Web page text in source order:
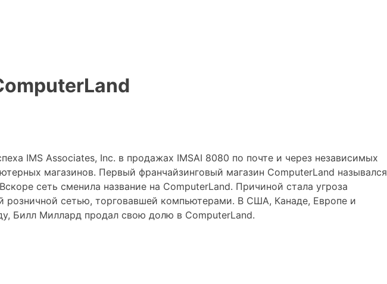
IMS Associates, Inc. в продажах IMSAI 8080 по почте и через независимых
магазинов. Первый франчайзинговый магазин ComputerLand назывался
сеть сменила название на ComputerLand. Причиной стала угроза
розничной сетью, торговавшей компьютерами. В США, Канаде, Европе и
Билл Миллард продал свою долю в ComputerLand.